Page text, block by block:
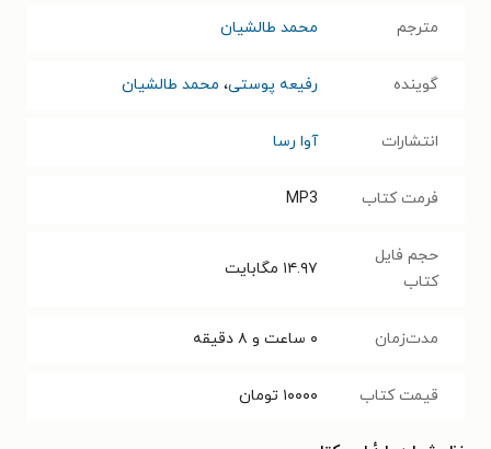
مترجم محمد طالشیان
گوینده رفیعه پوستی، محمد طالشیان
انتشارات آوا رسا
فرمت کتاب MP3
حجم فایل
کتاب
۱۴.۹۷ مگابایت
مدت‌زمان ۰ ساعت و ۸ دقیقه
قیمت کتاب ۱۰۰۰۰ تومان